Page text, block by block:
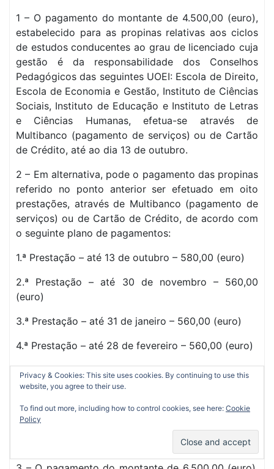
1 – O pagamento do montante de 4.500,00 (euro),
estabelecido para as propinas relativas aos ciclos
de estudos conducentes ao grau de licenciado cuja
gestão é da responsabilidade dos Conselhos
Pedagógicos das seguintes UOEI: Escola de Direito,
Escola de Economia e Gestão, Instituto de Ciências
Sociais, Instituto de Educação e Instituto de Letras
e Ciências Humanas, efetua-se através de
Multibanco (pagamento de serviços) ou de Cartão
de Crédito, até ao dia 13 de outubro.
2 – Em alternativa, pode o pagamento das propinas
referido no ponto anterior ser efetuado em oito
prestações, através de Multibanco (pagamento de
serviços) ou de Cartão de Crédito, de acordo com
o seguinte plano de pagamentos:
1.ª Prestação – até 13 de outubro – 580,00 (euro)
2.ª Prestação – até 30 de novembro – 560,00
(euro)
3.ª Prestação – até 31 de janeiro – 560,00 (euro)
4.ª Prestação – até 28 de fevereiro – 560,00 (euro)
5.ª Prestação – até 31 de março – 560,00 (euro)
6.ª Prestação – até 30 de abril – 560,00 (euro)
7.ª Prestação – até 31 de maio – 560,00 (euro)
8.ª Prestação – até 29 de junho – 560,00 (euro)
Privacy & Cookies: This site uses cookies. By continuing to use this
website, you agree to their use.
To find out more, including how to control cookies, see here: Cookie
Policy